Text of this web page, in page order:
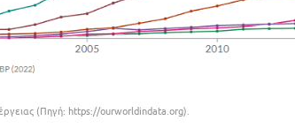
(Πηγή: https://ourworldindata.org).